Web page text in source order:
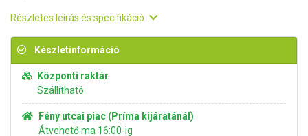
Részletes leírás és specifikáció
Készletinformáció
Központi raktár
Szállítható
Fény utcai piac (Príma kijáratánál)
Átvehető ma 16:00-ig